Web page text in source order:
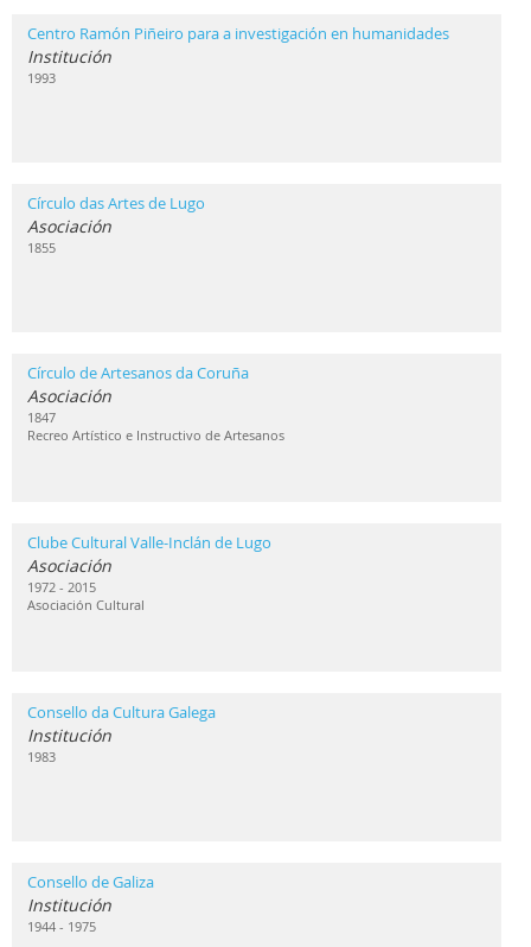
Centro Ramón Piñeiro para a investigación en humanidades
Institución
1993
Círculo das Artes de Lugo
Asociación
1855
Círculo de Artesanos da Coruña
Asociación
1847
Recreo Artístico e Instructivo de Artesanos
Clube Cultural Valle-Inclán de Lugo
Asociación
1972 - 2015
Asociación Cultural
Consello da Cultura Galega
Institución
1983
Consello de Galiza
Institución
1944 - 1975